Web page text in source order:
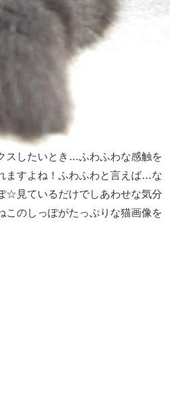
スしたいとき…ふわふわな感触を
ますよね！ふわふわと言えば…な
☆見ているだけでしあわせな気分
このしっぽがたっぷりな猫画像を